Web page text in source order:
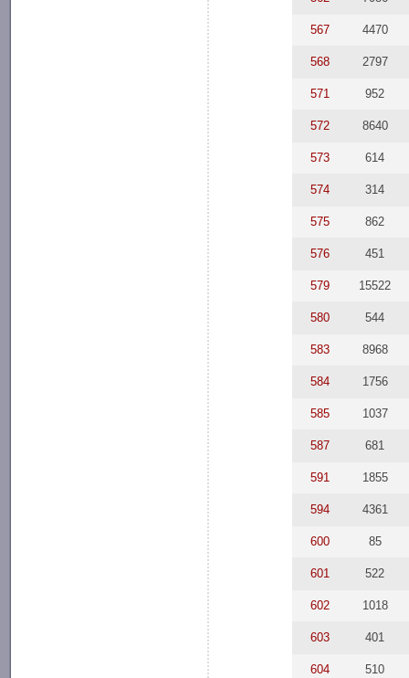
567 4470
568 2797
571 952
572 8640
573 614
574 314
575 862
576 451
579 15522
580 544
583 8968
584 1756
585 1037
587 681
591 1855
594 4361
600 85
601 522
602 1018
603 401
604 510